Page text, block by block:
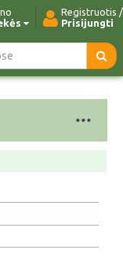
Registruotis /
Prisijungti
Kontaktai
...